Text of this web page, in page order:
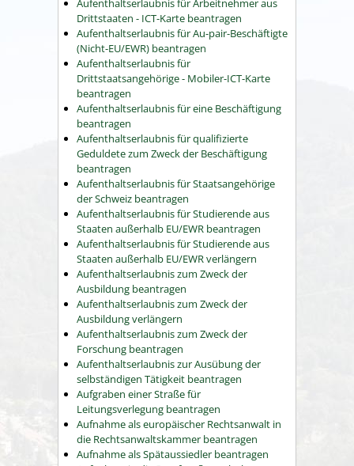
Aufenthaltserlaubnis für Arbeitnehmer aus
Drittstaaten - ICT-Karte beantragen
Aufenthaltserlaubnis für Au-pair-Beschäftigte
(Nicht-EU/EWR) beantragen
Aufenthaltserlaubnis für
Drittstaatsangehörige - Mobiler-ICT-Karte
beantragen
Aufenthaltserlaubnis für eine Beschäftigung
beantragen
Aufenthaltserlaubnis für qualifizierte
Geduldete zum Zweck der Beschäftigung
beantragen
Aufenthaltserlaubnis für Staatsangehörige
der Schweiz beantragen
Aufenthaltserlaubnis für Studierende aus
Staaten außerhalb EU/EWR beantragen
Aufenthaltserlaubnis für Studierende aus
Staaten außerhalb EU/EWR verlängern
Aufenthaltserlaubnis zum Zweck der
Ausbildung beantragen
Aufenthaltserlaubnis zum Zweck der
Ausbildung verlängern
Aufenthaltserlaubnis zum Zweck der
Forschung beantragen
Aufenthaltserlaubnis zur Ausübung der
selbständigen Tätigkeit beantragen
Aufgraben einer Straße für
Leitungsverlegung beantragen
Aufnahme als europäischer Rechtsanwalt in
die Rechtsanwaltskammer beantragen
Aufnahme als Spätaussiedler beantragen